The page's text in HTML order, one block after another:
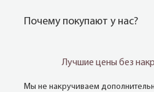
Почему покупают у нас?
Лучшие цены без
Мы не накручиваем